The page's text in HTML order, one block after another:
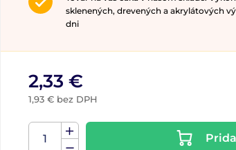
sklenených, drevených a akrylátových
dni
2,33 €
1,93 € bez DPH